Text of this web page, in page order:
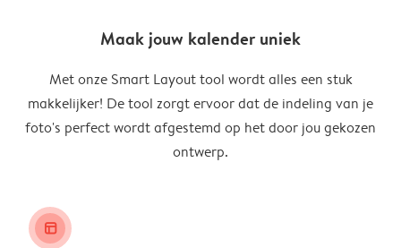
Maak jouw kalender uniek
Met onze Smart Layout tool wordt alles een stuk
makkelijker! De tool zorgt ervoor dat de indeling van je
foto's perfect wordt afgestemd op het door jou gekozen
ontwerp.
layout_alt